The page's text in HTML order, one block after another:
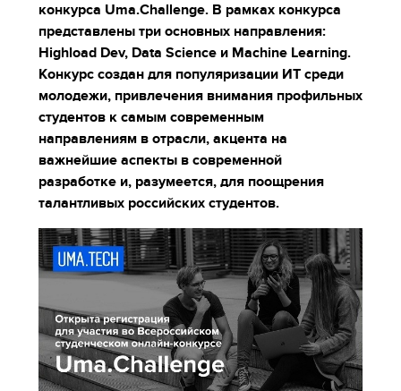
конкурса Uma.Challenge. В рамках конкурса
представлены три основных направления:
Highload Dev, Data Science и Machine Learning.
Конкурс создан для популяризации ИТ среди
молодежи, привлечения внимания профильных
студентов к самым современным
направлениям в отрасли, акцента на
важнейшие аспекты в современной
разработке и, разумеется, для поощрения
талантливых российских студентов.